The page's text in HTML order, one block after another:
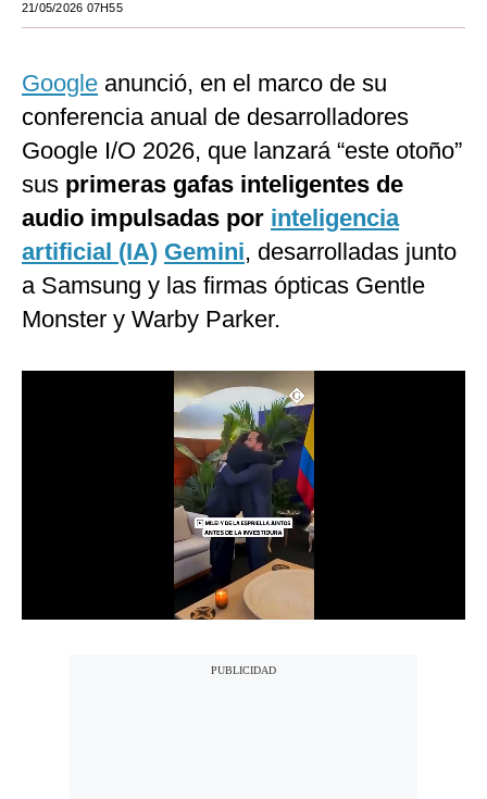
México
España
Internacional
Tecnología
Mix
G de Gestión
Notas Contratadas
21/05/2026 07H55
Google anunció, en el marco de su
conferencia anual de desarrolladores
Google I/O 2026, que lanzará “este otoño”
sus primeras gafas inteligentes de
audio impulsadas por inteligencia
artificial (IA) Gemini, desarrolladas junto
a Samsung y las firmas ópticas Gentle
Monster y Warby Parker.